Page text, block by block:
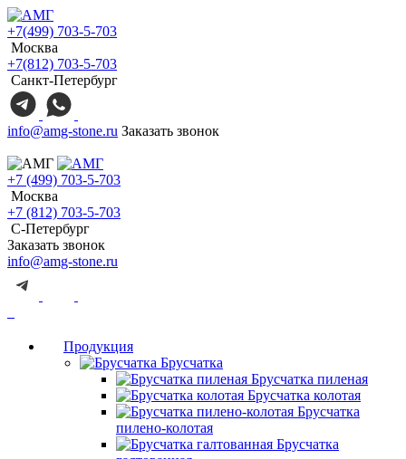
+7(499) 703-5-703
Москва
+7(812) 703-5-703
Санкт-Петербург
info@amg-stone.ru Заказать звонок
+7 (499) 703-5-703
Москва
+7 (812) 703-5-703
С-Петербург
Заказать звонок
info@amg-stone.ru
Продукция
Брусчатка
Брусчатка пиленая
Брусчатка колотая
Брусчатка
пилено-колотая
Брусчатка